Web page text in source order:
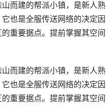
而建的帮派小镇，是新人熟
也是全服传送网络的决定因
重要据点。提前掌握其空间
而建的帮派小镇，是新人熟
也是全服传送网络的决定因
重要据点。提前掌握其空间